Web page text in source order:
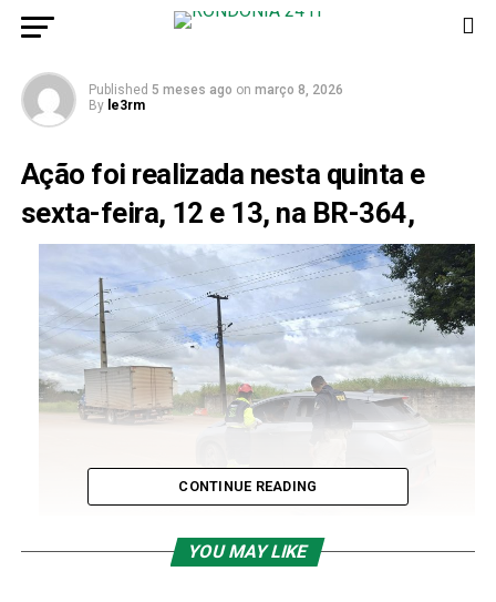
saída do feriado de carnaval
Published 5 meses ago on março 8, 2026
By le3rm
Ação foi realizada nesta quinta e
sexta-feira, 12 e 13, na BR-364,
CONTINUE READING
YOU MAY LIKE